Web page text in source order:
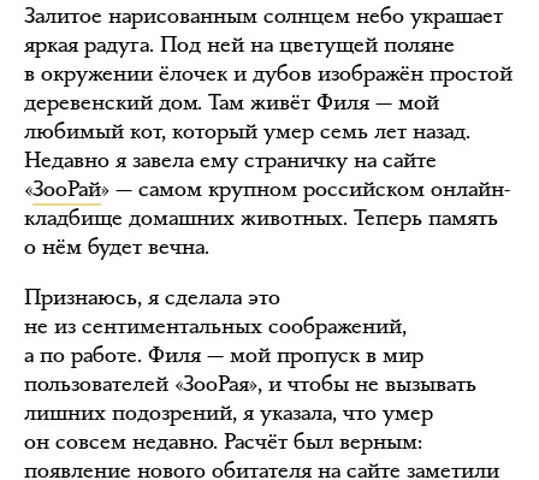
Залитое нарисованным солнцем небо украшает
яркая радуга. Под ней на цветущей поляне
в окружении ёлочек и дубов изображён простой
деревенский дом. Там живёт Филя — мой
любимый кот, который умер семь лет назад.
Недавно я завела ему страничку на сайте
«ЗооРай» — самом крупном российском онлайн-
кладбище домашних животных. Теперь память
о нём будет вечна.
Признаюсь, я сделала это
не из сентиментальных соображений,
а по работе. Филя — мой пропуск в мир
пользователей «ЗооРая», и чтобы не вызывать
лишних подозрений, я указала, что умер
он совсем недавно. Расчёт был верным:
появление нового обитателя на сайте заметили